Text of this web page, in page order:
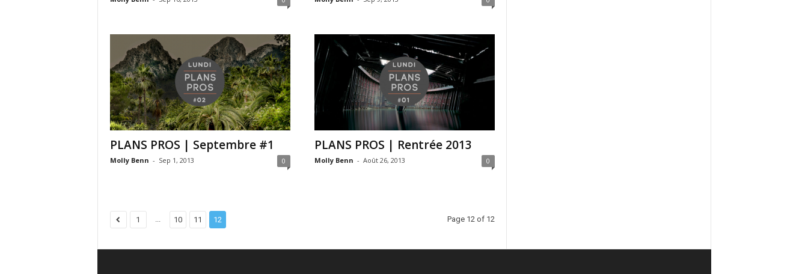
PLANS PROS | Septembre #1
Molly Benn - Sep 1, 2013 0
PLANS PROS | Rentrée 2013
Molly Benn - Août 26, 2013 0
1 ... 10 11 12 Page 12 of 12